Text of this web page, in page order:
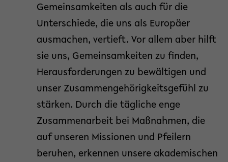
Gemeinsamkeiten als auch für die
Unterschiede, die uns als Europäer
ausmachen, vertieft. Vor allem aber hilft
sie uns, Gemeinsamkeiten zu finden,
Herausforderungen zu bewältigen und
unser Zusammengehörigkeitsgefühl zu
stärken. Durch die tägliche enge
Zusammenarbeit bei Maßnahmen, die
auf unseren Missionen und Pfeilern
beruhen, erkennen unsere akademischen